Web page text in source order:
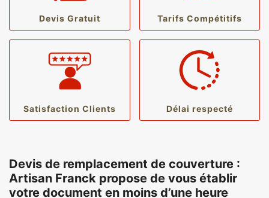
Devis Gratuit Tarifs Compétitifs
Satisfaction Clients Délai respecté
Devis de remplacement de couverture :
Artisan Franck propose de vous établir
votre document en moins d’une heure